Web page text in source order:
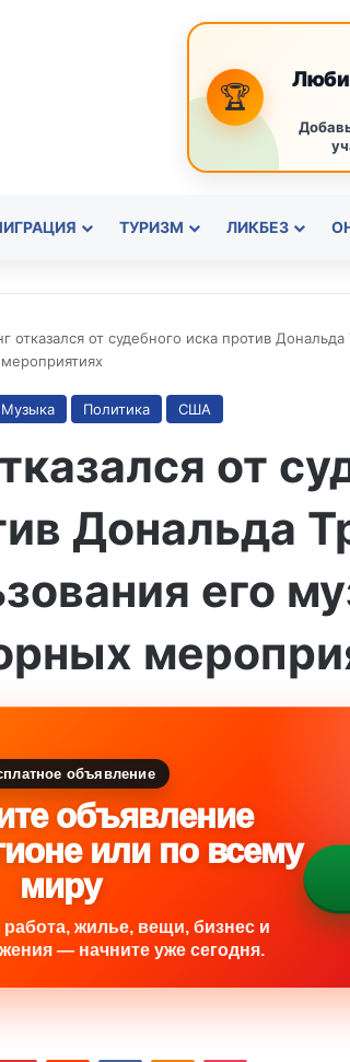
🏆
ТУРИЗМ ЛИКБЕЗ
отказался от судебного иска против
Музыка Политика США
от
Дональда
его
объявление
объявление
или по всему
миру
работа, жилье, вещи, бизнес и
— начните уже сегодня.